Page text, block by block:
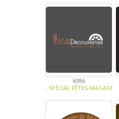
6596
- SPÉCIAL FÊTES-